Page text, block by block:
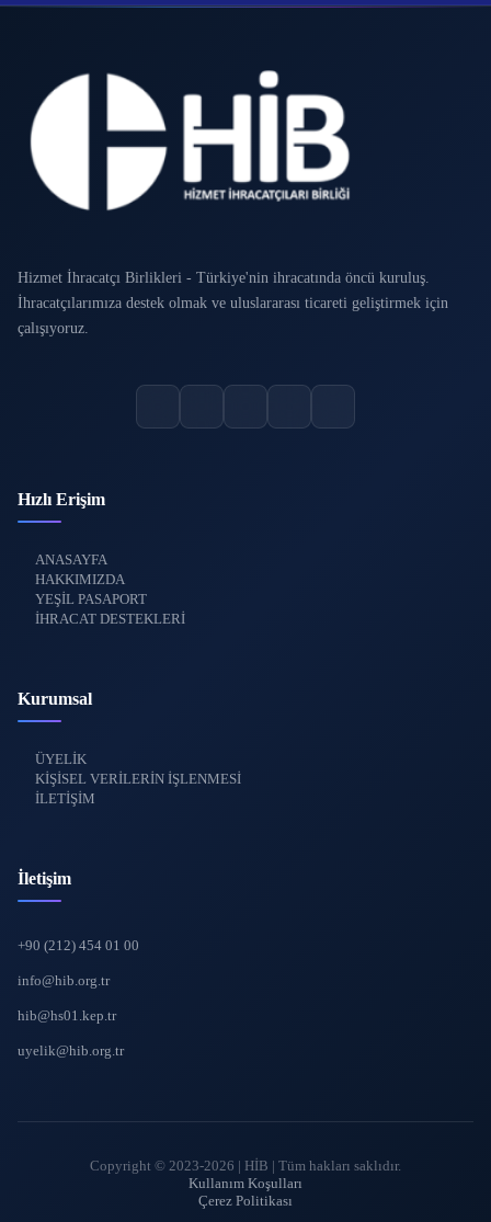
Hizmet İhracatçı Birlikleri - Türkiye'nin ihracatında öncü kuruluş.
İhracatçılarımıza destek olmak ve uluslararası ticareti geliştirmek için
çalışıyoruz.
Hızlı Erişim
ANASAYFA
HAKKIMIZDA
YEŞİL PASAPORT
İHRACAT DESTEKLERİ
Kurumsal
ÜYELİK
KİŞİSEL VERİLERİN İŞLENMESİ
İLETİŞİM
İletişim
+90 (212) 454 01 00
info@hib.org.tr
hib@hs01.kep.tr
uyelik@hib.org.tr
Copyright © 2023-2026 | HİB | Tüm hakları saklıdır.
Kullanım Koşulları
Çerez Politikası